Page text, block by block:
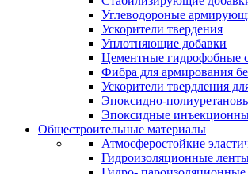
Углеводороные
Ускорители твердения
Уплотняющие добавки
Цементные гидрофобные
Фибра для армирования
Ускорители твердления
Эпоксидно-
Эпоксидные
Общестроительные материалы
Атмосферостойкие
Гидроизоляционные